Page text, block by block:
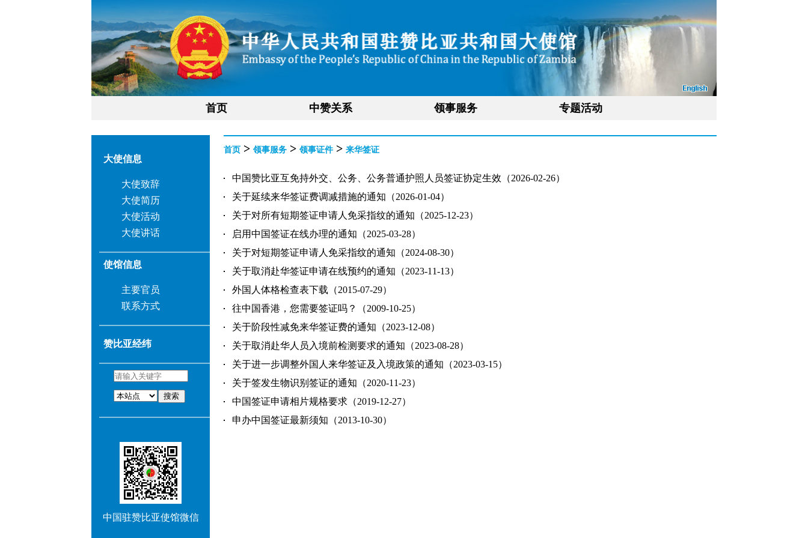
首页 中赞关系 领事服务 专题活动
大使信息
大使致辞
大使简历
大使活动
大使讲话
使馆信息
主要官员
联系方式
赞比亚经纬
搜索
中国驻赞比亚使馆微信
首页 > 领事服务 > 领事证件> 来华签证
中国赞比亚互免持外交、公务、公务普通护照人员签证协定生效（2026-02-26）
关于延续来华签证费调减措施的通知（2026-01-04）
关于对所有短期签证申请人免采指纹的通知（2025-12-23）
启用中国签证在线办理的通知（2025-03-28）
关于对短期签证申请人免采指纹的通知（2024-08-30）
关于取消赴华签证申请在线预约的通知（2023-11-13）
外国人体格检查表下载（2015-07-29）
往中国香港，您需要签证吗？（2009-10-25）
关于阶段性减免来华签证费的通知（2023-12-08）
关于取消赴华人员入境前检测要求的通知（2023-08-28）
关于进一步调整外国人来华签证及入境政策的通知（2023-03-15）
关于签发生物识别签证的通知（2020-11-23）
中国签证申请相片规格要求（2019-12-27）
申办中国签证最新须知（2013-10-30）